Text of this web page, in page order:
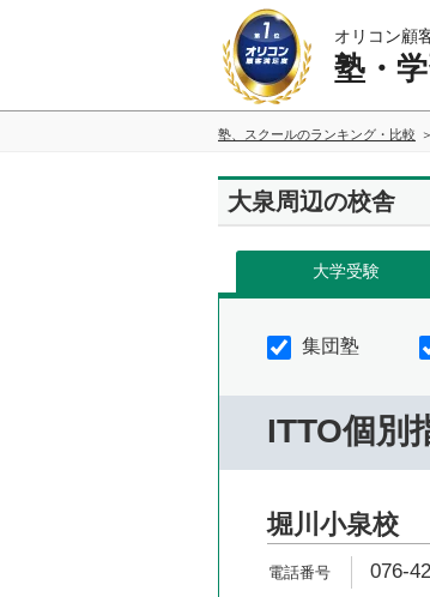
オリコン顧
塾・
塾、スクールのランキング・比較
大泉周辺の校舎
大学受験
集団塾
ITTO個別
堀川小泉校
076-